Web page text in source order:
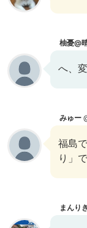
柚憂@
へ、
みゅー
福島
り」
まんりき